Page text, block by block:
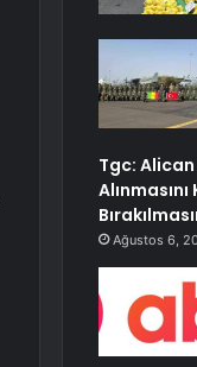
Tgc: Alican
Ağustos 6,